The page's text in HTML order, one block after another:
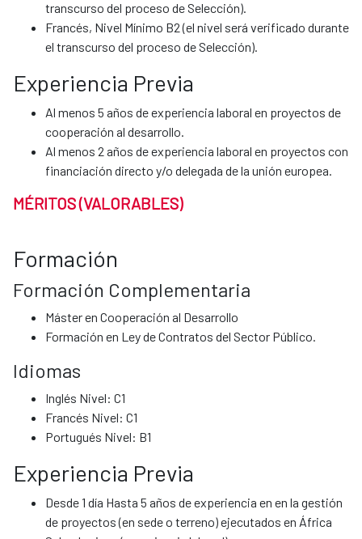
transcurso del proceso de Selección).
Francés, Nivel Mínimo B2 (el nivel será verificado durante
el transcurso del proceso de Selección).
Experiencia Previa
Al menos 5 años de experiencia laboral en proyectos de
cooperación al desarrollo.
Al menos 2 años de experiencia laboral en proyectos con
financiación directo y/o delegada de la unión europea.
MÉRITOS (VALORABLES)
Formación
Formación Complementaria
Máster en Cooperación al Desarrollo
Formación en Ley de Contratos del Sector Público.
Idiomas
Inglés Nivel: C1
Francés Nivel: C1
Portugués Nivel: B1
Experiencia Previa
Desde 1 día Hasta 5 años de experiencia en en la gestión
de proyectos (en sede o terreno) ejecutados en África